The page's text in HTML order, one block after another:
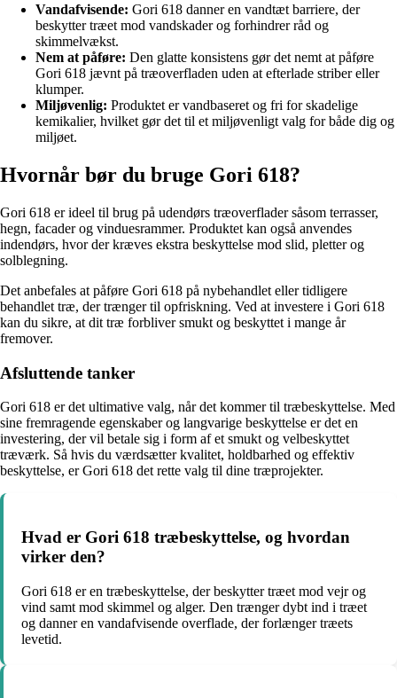
Vandafvisende: Gori 618 danner en vandtæt barriere, der
beskytter træet mod vandskader og forhindrer råd og
skimmelvækst.
Nem at påføre: Den glatte konsistens gør det nemt at påføre
Gori 618 jævnt på træoverfladen uden at efterlade striber eller
klumper.
Miljøvenlig: Produktet er vandbaseret og fri for skadelige
kemikalier, hvilket gør det til et miljøvenligt valg for både dig og
miljøet.
Hvornår bør du bruge Gori 618?
Gori 618 er ideel til brug på udendørs træoverflader såsom terrasser,
hegn, facader og vinduesrammer. Produktet kan også anvendes
indendørs, hvor der kræves ekstra beskyttelse mod slid, pletter og
solblegning.
Det anbefales at påføre Gori 618 på nybehandlet eller tidligere
behandlet træ, der trænger til opfriskning. Ved at investere i Gori 618
kan du sikre, at dit træ forbliver smukt og beskyttet i mange år
fremover.
Afsluttende tanker
Gori 618 er det ultimative valg, når det kommer til træbeskyttelse. Med
sine fremragende egenskaber og langvarige beskyttelse er det en
investering, der vil betale sig i form af et smukt og velbeskyttet
træværk. Så hvis du værdsætter kvalitet, holdbarhed og effektiv
beskyttelse, er Gori 618 det rette valg til dine træprojekter.
Hvad er Gori 618 træbeskyttelse, og hvordan
virker den?
Gori 618 er en træbeskyttelse, der beskytter træet mod vejr og
vind samt mod skimmel og alger. Den trænger dybt ind i træet
og danner en vandafvisende overflade, der forlænger træets
levetid.